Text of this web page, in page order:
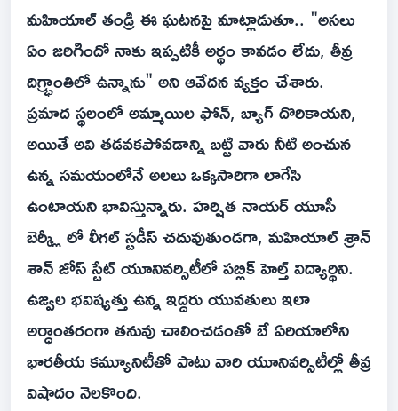
మహియాల్ తండ్రి ఈ ఘటనపై మాట్లాడుతూ.. "అసలు
ఏం జరిగిందో నాకు ఇప్పటికీ అర్థం కావడం లేదు, తీవ్ర
దిగ్భ్రాంతిలో ఉన్నాను" అని ఆవేదన వ్యక్తం చేశారు.
ప్రమాద స్థలంలో అమ్మాయిల ఫోన్, బ్యాగ్ దొరికాయని,
అయితే అవి తడవకపోవడాన్ని బట్టి వారు నీటి అంచున
ఉన్న సమయంలోనే అలలు ఒక్కసారిగా లాగేసి
ఉంటాయని భావిస్తున్నారు. హర్షిత నాయర్ యూసీ
బెర్క్లీ లో లీగల్ స్టడీస్ చదువుతుండగా, మహియాల్ శ్రాన్
శాన్ జోస్ స్టేట్ యూనివర్సిటీలో పబ్లిక్ హెల్త్ విద్యార్థిని.
ఉజ్వల భవిష్యత్తు ఉన్న ఇద్దరు యువతులు ఇలా
అర్ధాంతరంగా తనువు చాలించడంతో బే ఏరియాలోని
భారతీయ కమ్యూనిటీతో పాటు వారి యూనివర్సిటీల్లో తీవ్ర
విషాదం నెలకొంది.